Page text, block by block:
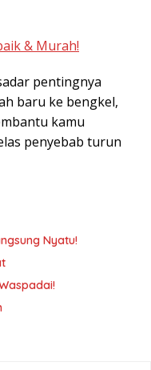
& Murah!
pentingnya
baru ke bengkel,
kamu
penyebab turun
Nyatu!